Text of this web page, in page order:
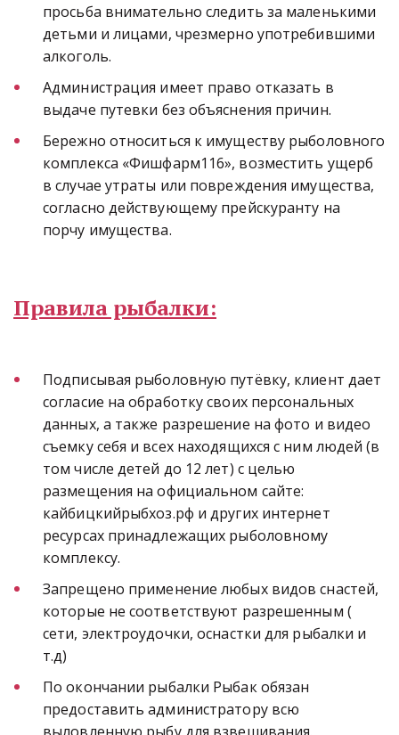
просьба внимательно следить за маленькими
детьми и лицами, чрезмерно употребившими
алкоголь.
Администрация имеет право отказать в
выдаче путевки без объяснения причин.
Бережно относиться к имуществу рыболовного
комплекса «Фишфарм116», возместить ущерб
в случае утраты или повреждения имущества,
согласно действующему прейскуранту на
порчу имущества.
Правила рыбалки:
Подписывая рыболовную путёвку, клиент дает
согласие на обработку своих персональных
данных, а также разрешение на фото и видео
съемку себя и всех находящихся с ним людей (в
том числе детей до 12 лет) с целью
размещения на официальном сайте:
кайбицкийрыбхоз.рф и других интернет
ресурсах принадлежащих рыболовному
комплексу.
Запрещено применение любых видов снастей,
которые не соответствуют разрешенным (
сети, электроудочки, оснастки для рыбалки и
т.д)
По окончании рыбалки Рыбак обязан
предоставить администратору всю